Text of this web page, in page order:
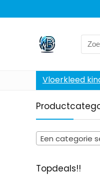
for:
Vloerkleed
Een categorie
Topdeals!!